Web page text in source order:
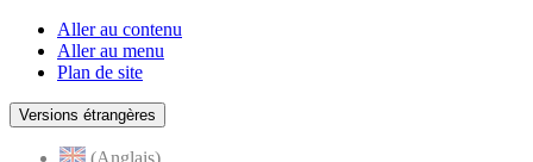
Aller au contenu
Aller au menu
Plan de site
Versions étrangères
(Anglais)